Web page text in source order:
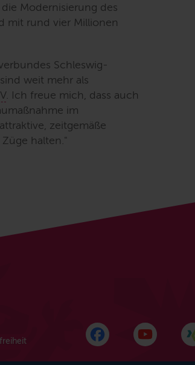
Modernisierung des
mit rund vier Millionen
Schleswig-
weit mehr als
. Ich freue mich, dass auch
im
zeitgemäße
halten."